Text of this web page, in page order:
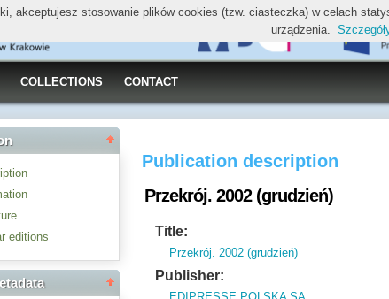
COLLECTIONS CONTACT
editions
Publication description
Przekrój. 2002 (grudzień)
Title:
Przekrój. 2002 (grudzień)
Publisher:
akceptujesz stosowanie plików cookies (tzw. ciasteczka) w celach
urządzenia.